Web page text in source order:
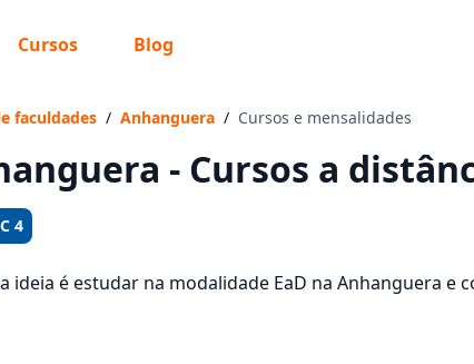
Cursos Blog
te guiar no caminho ideal para seus estudos
faculdades / Anhanguera / Cursos e mensalidades
- Cursos a
4
ideia é estudar na modalidade EaD na Anhanguera